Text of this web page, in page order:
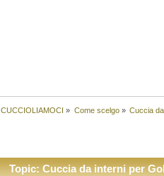
CUCCIOLIAMOCI » Come scelgo» Cuccia
Topic: Cuccia da interni per